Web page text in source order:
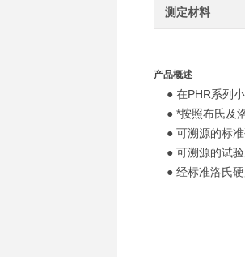
测定材料
产品概述
● 在PHR系列小
● *按照布氏及
● 可溯源的标准
● 可溯源的试
● 经标准洛氏硬